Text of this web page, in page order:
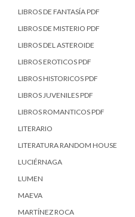
LIBROS DE FANTASÍA PDF
LIBROS DE MISTERIO PDF
LIBROS DEL ASTEROIDE
LIBROS EROTICOS PDF
LIBROS HISTORICOS PDF
LIBROS JUVENILES PDF
LIBROS ROMANTICOS PDF
LITERARIO
LITERATURA RANDOM HOUSE
LUCIÉRNAGA
LUMEN
MAEVA
MARTÍNEZ ROCA